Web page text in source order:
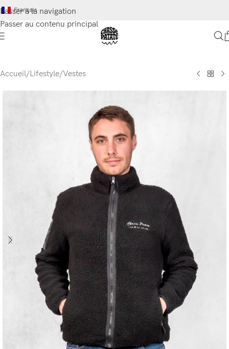
Passer à la navigation
Passer au contenu principal
Français
Accueil/Lifestyle/Vestes